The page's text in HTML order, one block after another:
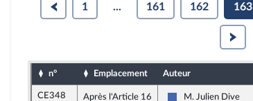
1 ... 161 162 163
n° Emplacement Auteur
CE348 Après l'Article 16 M. Julien Dive